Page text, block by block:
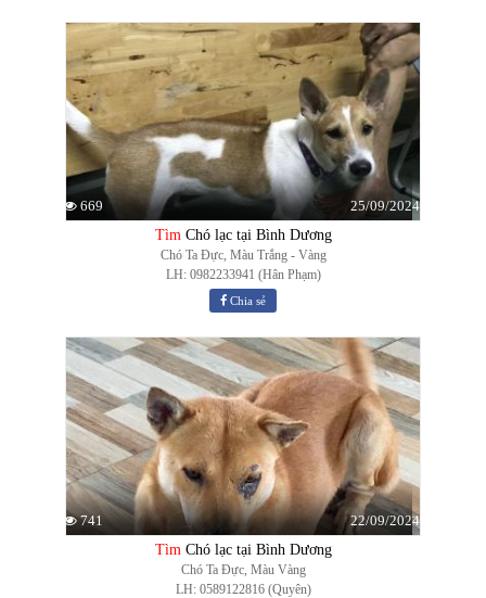
669
25/09/2024
Tìm Chó lạc tại Bình Dương
Chó Ta Đực, Màu Trắng - Vàng
LH: 0982233941 (Hân Phạm)
Chia sẻ
741
22/09/2024
Tìm Chó lạc tại Bình Dương
Chó Ta Đực, Màu Vàng
LH: 0589122816 (Quyên)